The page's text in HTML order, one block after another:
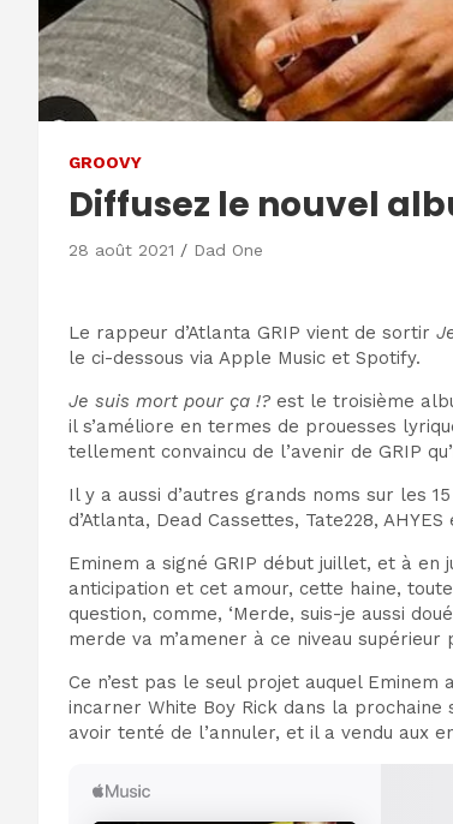
GROOVY
Diffusez le nouvel
28 août 2021 Dad One
Le rappeur d’Atlanta GRIP vient de sortir
le ci-dessous via Apple Music et Spotify.
Je suis mort pour ça !? est le troisième
il s’améliore en termes de prouesses
tellement convaincu de l’avenir de GRIP
Il y a aussi d’autres grands noms sur les
d’Atlanta, Dead Cassettes, Tate228,
Eminem a signé GRIP début juillet, et à
anticipation et cet amour, cette haine,
question, comme, ‘Merde, suis-je aussi
merde va m’amener à ce niveau
Ce n’est pas le seul projet auquel
incarner White Boy Rick dans la prochaine
avoir tenté de l’annuler, et il a vendu aux